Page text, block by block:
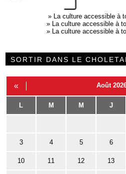
»
La culture accessible à
»
La culture accessible à
»
La culture accessible à
SORTIR DANS LE
« Août
L M M J
3 4 5 6
10 11 12 13